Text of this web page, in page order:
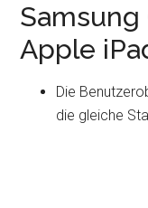
Samsung
Apple
Die
die gleiche